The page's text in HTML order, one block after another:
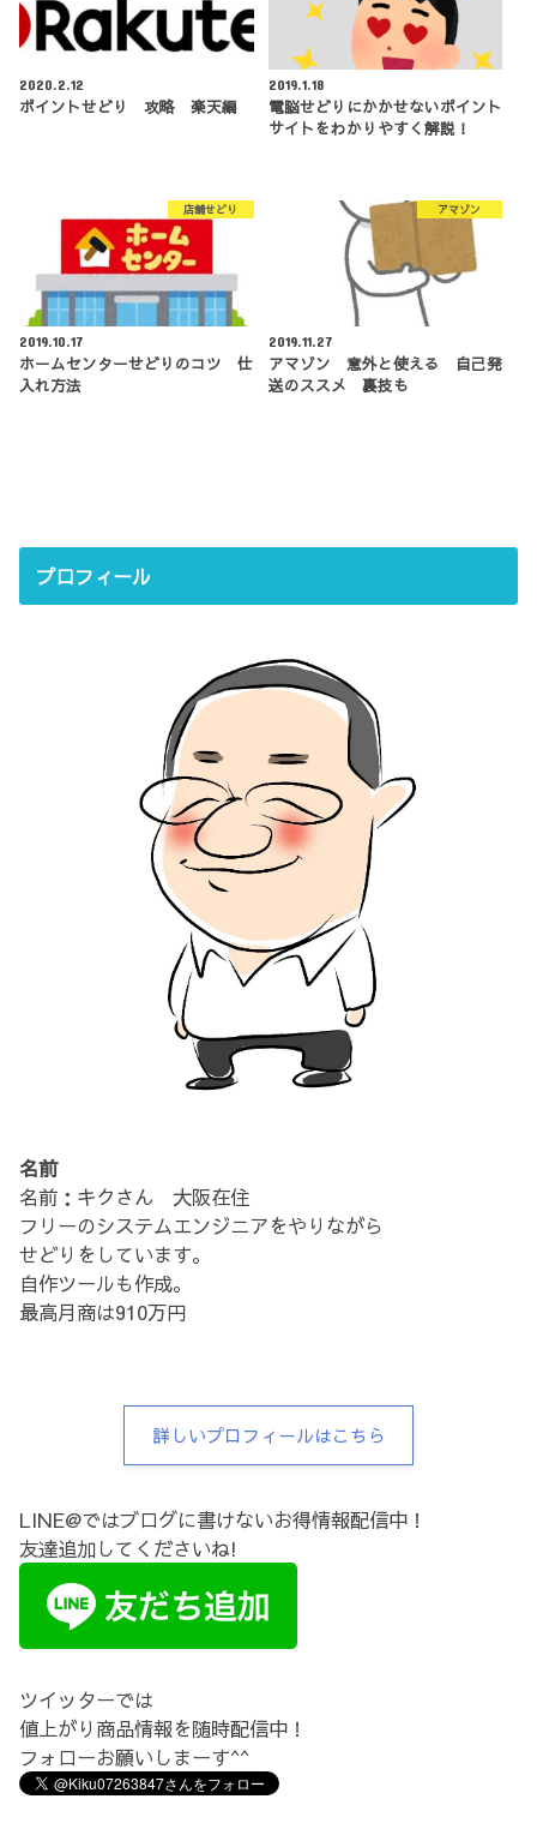
2020.2.12
ポイントせどり 攻略 楽天編
2019.1.18
電脳せどりにかかせないポイント
サイトをわかりやすく解説！
店舗せどり
2019.10.17
ホームセンターせどりのコツ 仕
入れ方法
アマゾン
2019.11.27
アマゾン 意外と使える 自己発
送のススメ 裏技も
プロフィール
名前
名前：キクさん 大阪在住
フリーのシステムエンジニアをやりながら
せどりをしています。
自作ツールも作成。
最高月商は910万円
詳しいプロフィールはこちら
LINE@ではブログに書けないお得情報配信中！
友達追加してくださいね!
ツイッターでは
値上がり商品情報を随時配信中！
フォローお願いしまーす^^